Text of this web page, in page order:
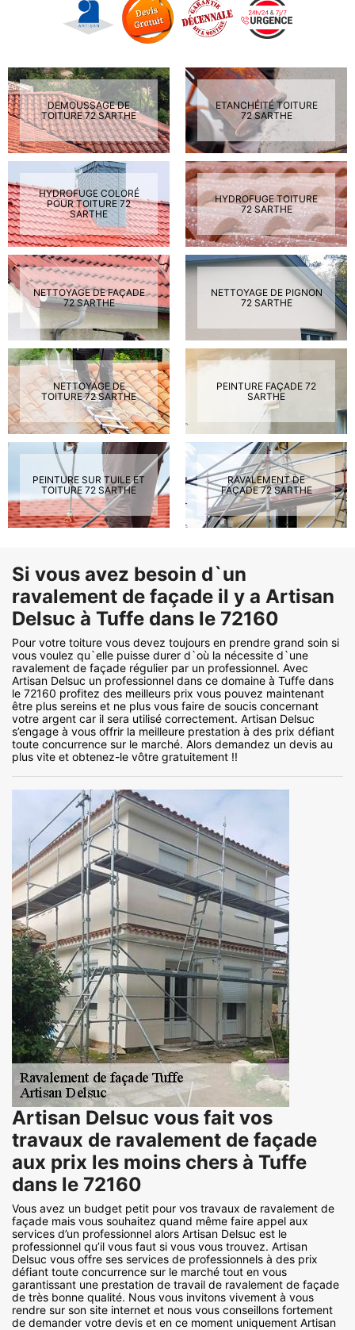
DEMOUSSAGE DE
TOITURE 72 SARTHE
ETANCHÉITÉ TOITURE
72 SARTHE
HYDROFUGE COLORÉ
POUR TOITURE 72
SARTHE
HYDROFUGE TOITURE
72 SARTHE
NETTOYAGE DE FAÇADE
72 SARTHE
NETTOYAGE DE PIGNON
72 SARTHE
NETTOYAGE DE
TOITURE 72 SARTHE
PEINTURE FAÇADE 72
SARTHE
PEINTURE SUR TUILE ET
TOITURE 72 SARTHE
RAVALEMENT DE
FAÇADE 72 SARTHE
Si vous avez besoin d`un
ravalement de façade il y a Artisan
Delsuc à Tuffe dans le 72160
Pour votre toiture vous devez toujours en prendre grand soin si
vous voulez qu`elle puisse durer d`où la nécessite d`une
ravalement de façade régulier par un professionnel. Avec
Artisan Delsuc un professionnel dans ce domaine à Tuffe dans
le 72160 profitez des meilleurs prix vous pouvez maintenant
être plus sereins et ne plus vous faire de soucis concernant
votre argent car il sera utilisé correctement. Artisan Delsuc
s’engage à vous offrir la meilleure prestation à des prix défiant
toute concurrence sur le marché. Alors demandez un devis au
plus vite et obtenez-le vôtre gratuitement !!
Artisan Delsuc vous fait vos
travaux de ravalement de façade
aux prix les moins chers à Tuffe
dans le 72160
Vous avez un budget petit pour vos travaux de ravalement de
façade mais vous souhaitez quand même faire appel aux
services d’un professionnel alors Artisan Delsuc est le
professionnel qu’il vous faut si vous vous trouvez. Artisan
Delsuc vous offre ses services de professionnels à des prix
défiant toute concurrence sur le marché tout en vous
garantissant une prestation de travail de ravalement de façade
de très bonne qualité. Nous vous invitons vivement à vous
rendre sur son site internet et nous vous conseillons fortement
de demander votre devis et en ce moment uniquement Artisan